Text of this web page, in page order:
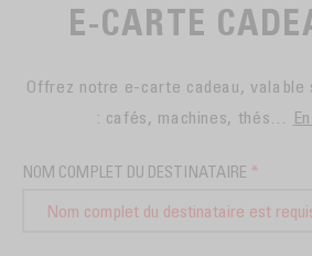
THÉIÈRES
FORMATION
ACTIVITÉS
FONDATION
E-CARTE
Offrez notre e-carte cadeau, valable
: cafés, machines, thés…
NOM COMPLET DU DESTINATAIRE *